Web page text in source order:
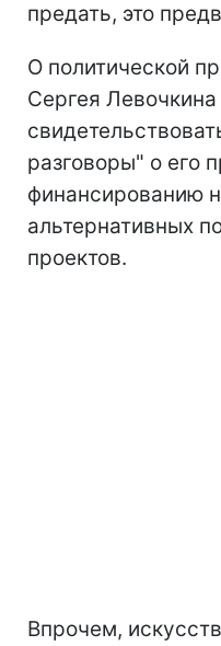
предать, это
О политической
Сергея
разговоры" о его
финансированию
альтернативных
проектов.
Впрочем,